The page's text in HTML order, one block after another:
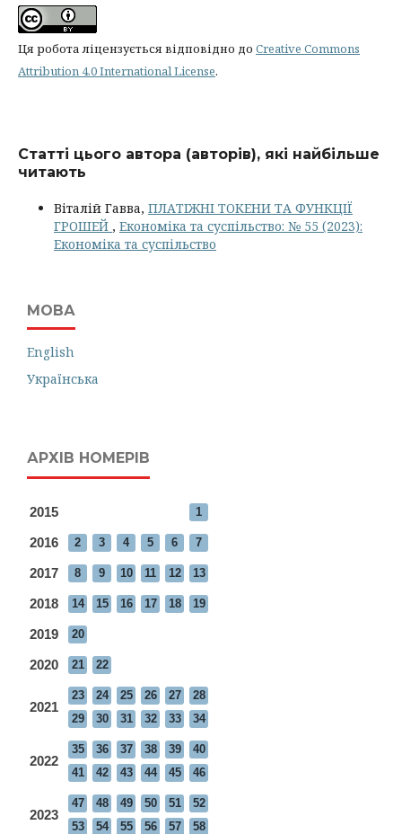
Ця робота ліцензується відповідно до Creative Commons
Attribution 4.0 International License.
Статті цього автора (авторів), які найбільше
читають
Віталій Гавва, ПЛАТІЖНІ ТОКЕНИ ТА ФУНКЦІЇ
ГРОШЕЙ , Економіка та суспільство: № 55 (2023):
Економіка та суспільство
МОВА
English
Українська
АРХІВ НОМЕРІВ
2015 1
2016 2 3 4 5 6 7
2017 8 9 10 11 12 13
2018 14 15 16 17 18 19
2019 20
2020 21 22
2021
23 24 25 26 27
28
29
30 31 32 33 34
2022
35 36 37 38 39
40
41
42 43 44 45 46
2023
47 48 49 50 51
52
53
54 55 56 57 58